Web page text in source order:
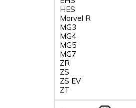
HES
Marvel R
MG3
MG4
MG5
MG7
ZR
ZS
ZS EV
ZT